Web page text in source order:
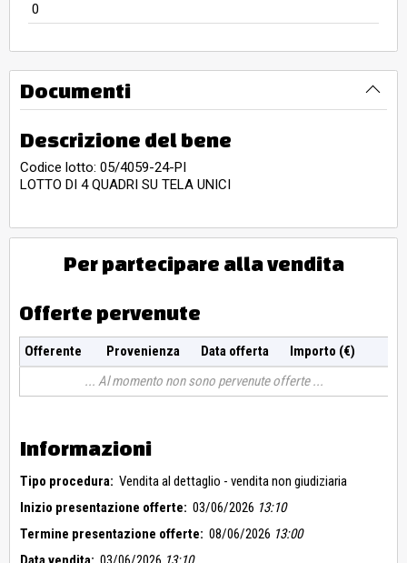
0
Documenti
Descrizione del bene
Codice lotto: 05/4059-24-PI
LOTTO DI 4 QUADRI SU TELA UNICI
Per partecipare alla vendita
Offerte pervenute
Offerente Provenienza Data offerta
Importo (€)
Al momento non sono pervenute offerte
Informazioni
Tipo procedura: Vendita al dettaglio - vendita non giudiziaria
Inizio presentazione offerte: 03/06/2026 13:10
Termine presentazione offerte: 08/06/2026 13:00